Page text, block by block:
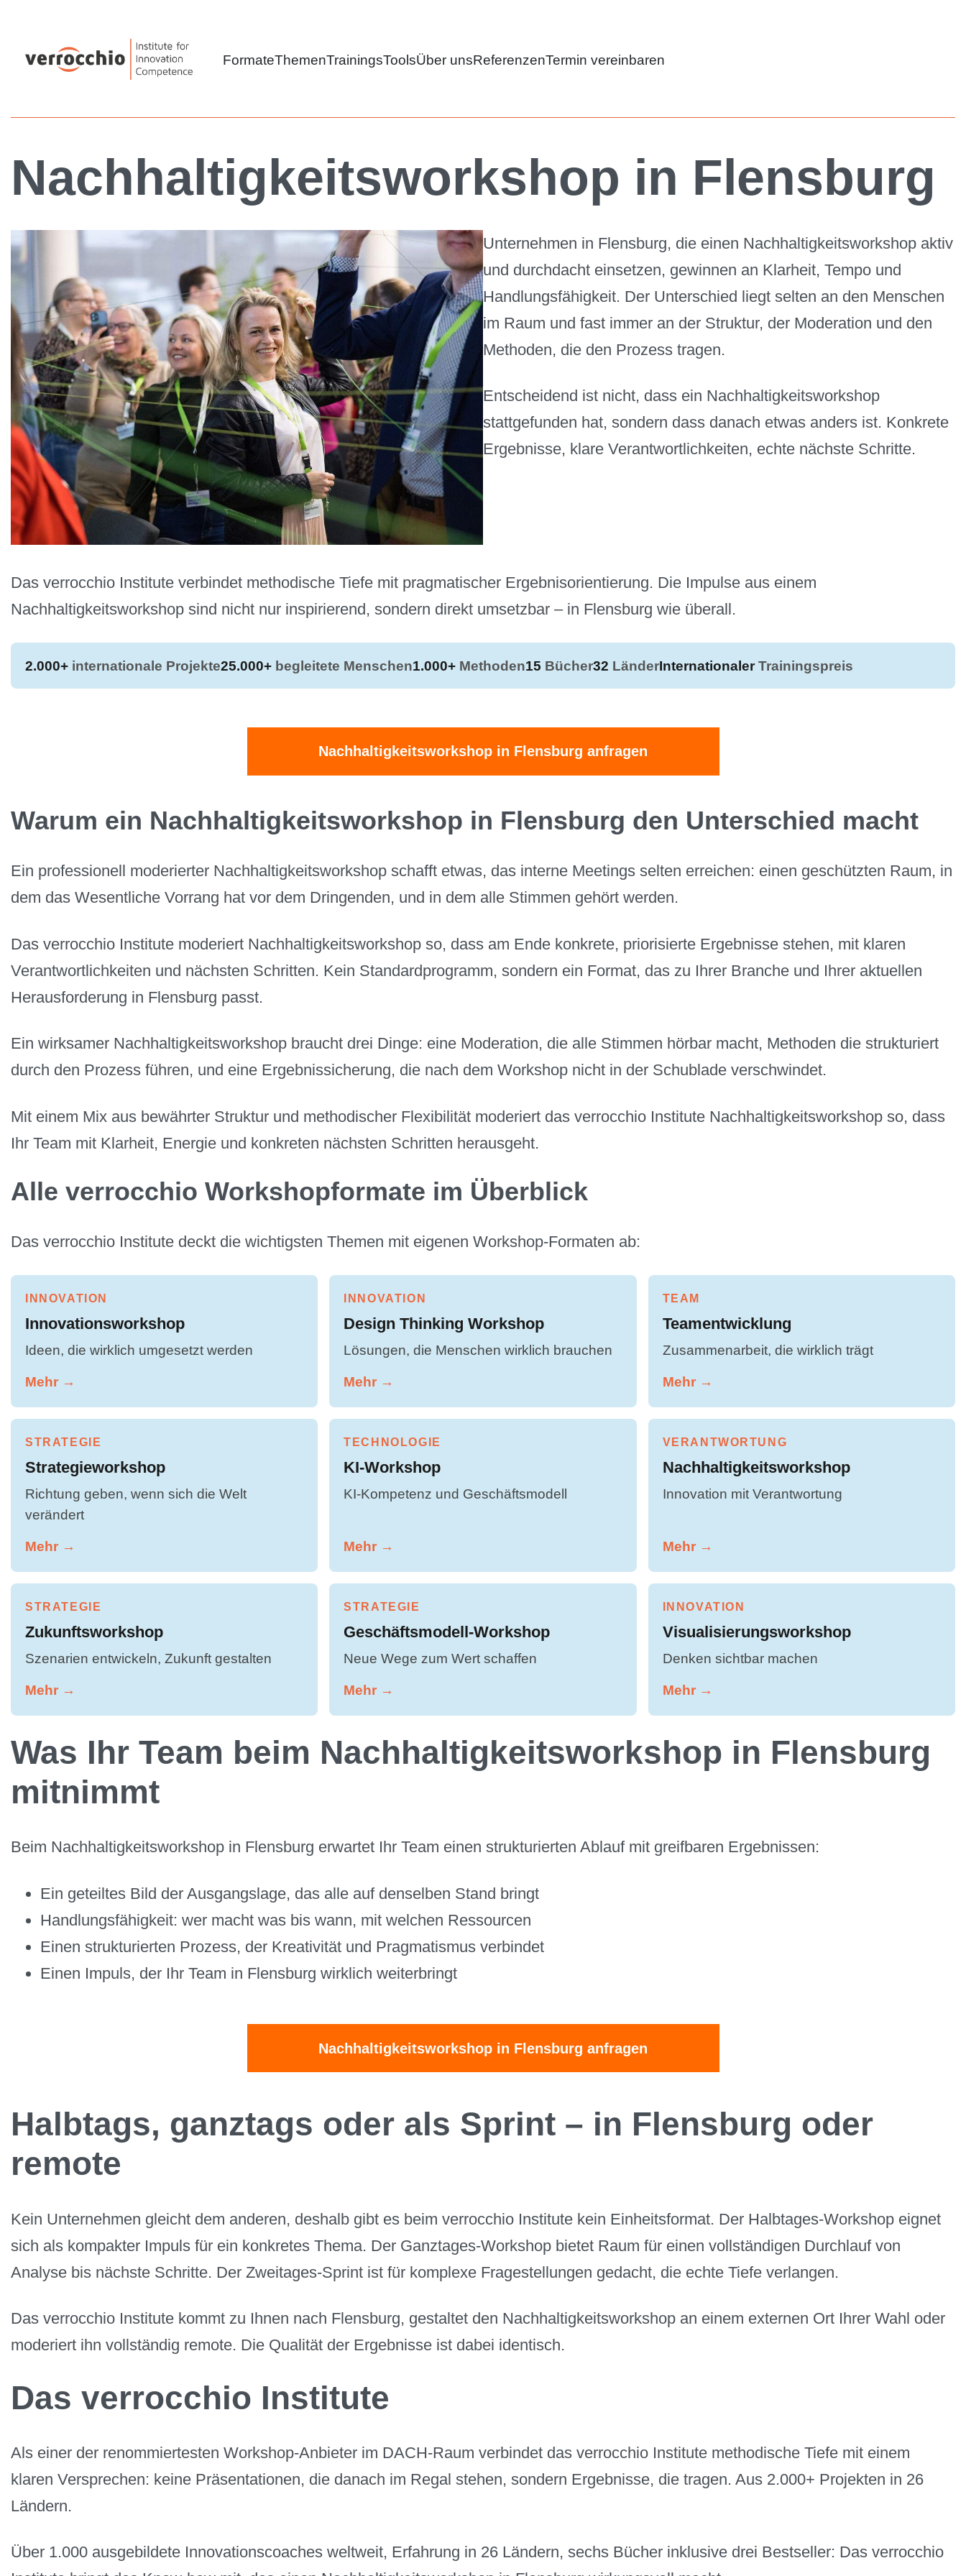
FormateThemenTrainingsToolsÜber unsReferenzenTermin vereinbaren
Nachhaltigkeitsworkshop in Flensburg
Unternehmen in Flensburg, die einen Nachhaltigkeitsworkshop aktiv
und durchdacht einsetzen, gewinnen an Klarheit, Tempo und
Handlungsfähigkeit. Der Unterschied liegt selten an den Menschen
im Raum und fast immer an der Struktur, der Moderation und den
Methoden, die den Prozess tragen.
Entscheidend ist nicht, dass ein Nachhaltigkeitsworkshop
stattgefunden hat, sondern dass danach etwas anders ist. Konkrete
Ergebnisse, klare Verantwortlichkeiten, echte nächste Schritte.
Das verrocchio Institute verbindet methodische Tiefe mit pragmatischer Ergebnisorientierung. Die Impulse aus einem
Nachhaltigkeitsworkshop sind nicht nur inspirierend, sondern direkt umsetzbar – in Flensburg wie überall.
2.000+ internationale Projekte25.000+ begleitete Menschen1.000+ Methoden15 Bücher32 LänderInternationalerTrainingspreis
Nachhaltigkeitsworkshop in Flensburg anfragen
Warum ein Nachhaltigkeitsworkshop in Flensburg den Unterschied macht
Ein professionell moderierter Nachhaltigkeitsworkshop schafft etwas, das interne Meetings selten erreichen: einen geschützten Raum, in
dem das Wesentliche Vorrang hat vor dem Dringenden, und in dem alle Stimmen gehört werden.
Das verrocchio Institute moderiert Nachhaltigkeitsworkshop so, dass am Ende konkrete, priorisierte Ergebnisse stehen, mit klaren
Verantwortlichkeiten und nächsten Schritten. Kein Standardprogramm, sondern ein Format, das zu Ihrer Branche und Ihrer aktuellen
Herausforderung in Flensburg passt.
Ein wirksamer Nachhaltigkeitsworkshop braucht drei Dinge: eine Moderation, die alle Stimmen hörbar macht, Methoden die strukturiert
durch den Prozess führen, und eine Ergebnissicherung, die nach dem Workshop nicht in der Schublade verschwindet.
Mit einem Mix aus bewährter Struktur und methodischer Flexibilität moderiert das verrocchio Institute Nachhaltigkeitsworkshop so, dass
Ihr Team mit Klarheit, Energie und konkreten nächsten Schritten herausgeht.
Alle verrocchio Workshopformate im Überblick
Das verrocchio Institute deckt die wichtigsten Themen mit eigenen Workshop-Formaten ab:
INNOVATION
Innovationsworkshop
Ideen, die wirklich umgesetzt werden
Mehr →
INNOVATION
Design Thinking Workshop
Lösungen, die Menschen wirklich brauchen
Mehr →
TEAM
Teamentwicklung
Zusammenarbeit, die wirklich trägt
Mehr →
STRATEGIE
Strategieworkshop
Richtung geben, wenn sich die Welt
verändert
Mehr →
TECHNOLOGIE
KI-Workshop
KI-Kompetenz und Geschäftsmodell
Mehr →
VERANTWORTUNG
Nachhaltigkeitsworkshop
Innovation mit Verantwortung
Mehr →
STRATEGIE
Zukunftsworkshop
Szenarien entwickeln, Zukunft gestalten
Mehr →
STRATEGIE
Geschäftsmodell-Workshop
Neue Wege zum Wert schaffen
Mehr →
INNOVATION
Visualisierungsworkshop
Denken sichtbar machen
Mehr →
Was Ihr Team beim Nachhaltigkeitsworkshop in Flensburg
mitnimmt
Beim Nachhaltigkeitsworkshop in Flensburg erwartet Ihr Team einen strukturierten Ablauf mit greifbaren Ergebnissen:
Ein geteiltes Bild der Ausgangslage, das alle auf denselben Stand bringt
Handlungsfähigkeit: wer macht was bis wann, mit welchen Ressourcen
Einen strukturierten Prozess, der Kreativität und Pragmatismus verbindet
Einen Impuls, der Ihr Team in Flensburg wirklich weiterbringt
Nachhaltigkeitsworkshop in Flensburg anfragen
Halbtags, ganztags oder als Sprint – in Flensburg oder
remote
Kein Unternehmen gleicht dem anderen, deshalb gibt es beim verrocchio Institute kein Einheitsformat. Der Halbtages-Workshop eignet
sich als kompakter Impuls für ein konkretes Thema. Der Ganztages-Workshop bietet Raum für einen vollständigen Durchlauf von
Analyse bis nächste Schritte. Der Zweitages-Sprint ist für komplexe Fragestellungen gedacht, die echte Tiefe verlangen.
Das verrocchio Institute kommt zu Ihnen nach Flensburg, gestaltet den Nachhaltigkeitsworkshop an einem externen Ort Ihrer Wahl oder
moderiert ihn vollständig remote. Die Qualität der Ergebnisse ist dabei identisch.
Das verrocchio Institute
Als einer der renommiertesten Workshop-Anbieter im DACH-Raum verbindet das verrocchio Institute methodische Tiefe mit einem
klaren Versprechen: keine Präsentationen, die danach im Regal stehen, sondern Ergebnisse, die tragen. Aus 2.000+ Projekten in 26
Ländern.
Über 1.000 ausgebildete Innovationscoaches weltweit, Erfahrung in 26 Ländern, sechs Bücher inklusive drei Bestseller: Das verrocchio